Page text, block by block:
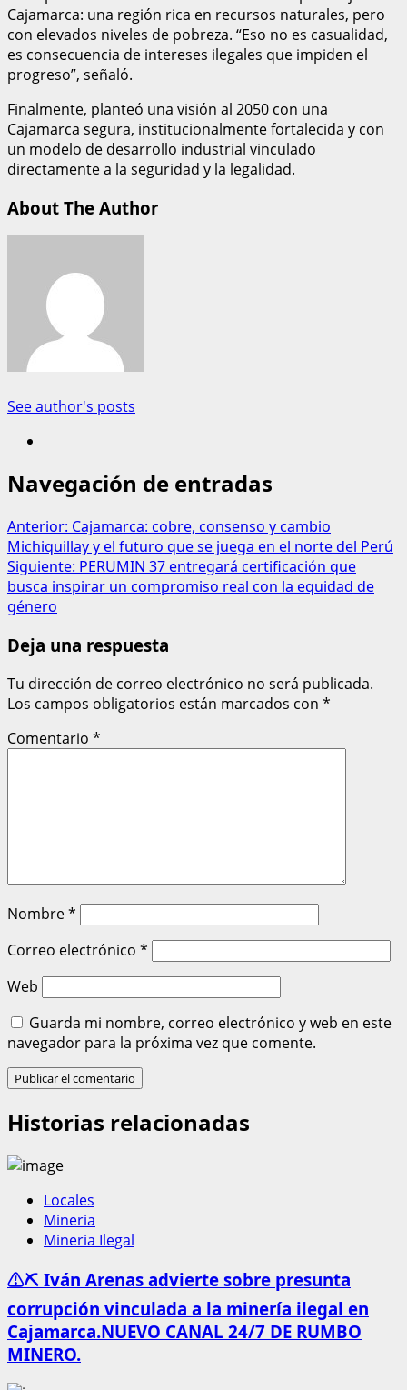
Cajamarca: una región rica en recursos naturales, pero
con elevados niveles de pobreza. “Eso no es casualidad,
es consecuencia de intereses ilegales que impiden el
progreso”, señaló.
Finalmente, planteó una visión al 2050 con una
Cajamarca segura, institucionalmente fortalecida y con
un modelo de desarrollo industrial vinculado
directamente a la seguridad y la legalidad.
About The Author
See author's posts
Navegación de entradas
Anterior: Cajamarca: cobre, consenso y cambio
Michiquillay y el futuro que se juega en el norte del Perú
Siguiente: PERUMIN 37 entregará certificación que
busca inspirar un compromiso real con la equidad de
género
Deja una respuesta
Tu dirección de correo electrónico no será publicada.
Los campos obligatorios están marcados con *
Comentario *
Nombre*
Correo electrónico *
Web
Guarda mi nombre, correo electrónico y web en este
navegador para la próxima vez que comente.
Historias relacionadas
Locales
Mineria
Mineria Ilegal
⚠️⛏️ Iván Arenas advierte sobre presunta
corrupción vinculada a la minería ilegal en
Cajamarca.NUEVO CANAL 24/7 DE RUMBO
MINERO.